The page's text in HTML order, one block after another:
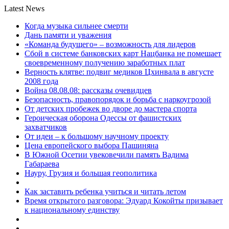
Latest News
Когда музыка сильнее смерти
Дань памяти и уважения
«Команда будущего» – возможность для лидеров
Сбой в системе банковских карт Нацбанка не помешает
своевременному получению заработных плат
Верность клятве: подвиг медиков Цхинвала в августе
2008 года
Война 08.08.08: рассказы очевидцев
Безопасность, правопорядок и борьба с наркоугрозой
От детских пробежек во дворе до мастера спорта
Героическая оборона Одессы от фашистских
захватчиков
От идеи – к большому научному проекту
Цена европейского выбора Пашиняна
В Южной Осетии увековечили память Вадима
Габараева
Науру, Грузия и большая геополитика
Как заставить ребенка учиться и читать летом
Время открытого разговора: Эдуард Кокойты призывает
к национальному единству